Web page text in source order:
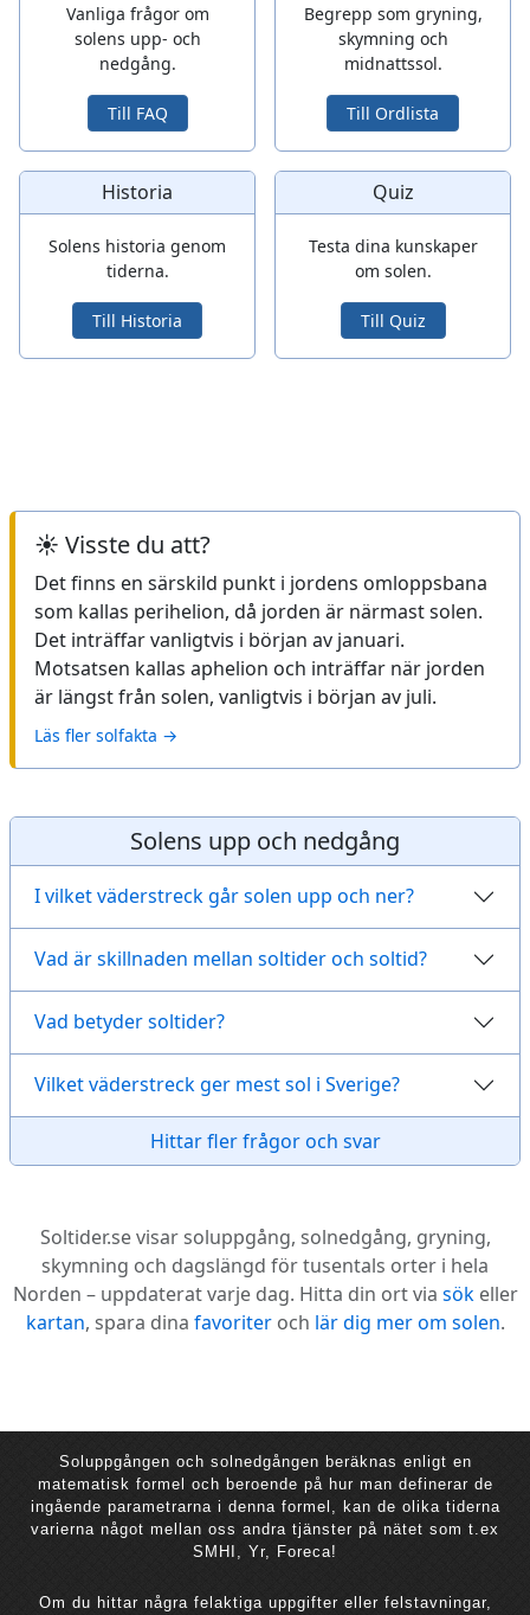
Vanliga frågor om
solens upp- och
nedgång.
Till FAQ
Begrepp som gryning,
skymning och
midnattssol.
Till Ordlista
Historia
Solens historia genom
tiderna.
Till Historia
Quiz
Testa dina kunskaper
om solen.
Till Quiz
☀️ Visste du att?
Det finns en särskild punkt i jordens omloppsbana
som kallas perihelion, då jorden är närmast solen.
Det inträffar vanligtvis i början av januari.
Motsatsen kallas aphelion och inträffar när jorden
är längst från solen, vanligtvis i början av juli.
Läs fler solfakta →
Solens upp och nedgång
I vilket väderstreck går solen upp och ner?
Vad är skillnaden mellan soltider och soltid?
Vad betyder soltider?
Vilket väderstreck ger mest sol i Sverige?
Hittar fler frågor och svar
Soltider.se visar soluppgång, solnedgång, gryning,
skymning och dagslängd för tusentals orter i hela
Norden – uppdaterat varje dag. Hitta din ort via sökeller
kartan, spara dina favoriteroch lär dig mer om solen.
Soluppgången och solnedgången beräknas enligt en
matematisk formel och beroende på hur man definerar de
ingående parametrarna i denna formel, kan de olika tiderna
varierna något mellan oss andra tjänster på nätet som t.ex
SMHI, Yr, Foreca!
Om du hittar några felaktiga uppgifter eller felstavningar,